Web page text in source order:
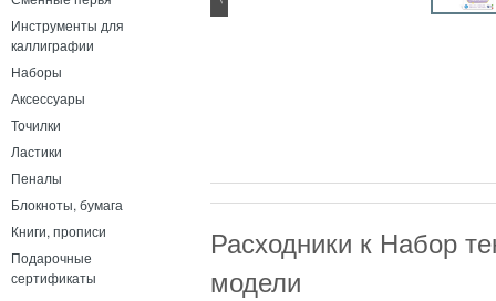
Инструменты для
каллиграфии
Наборы
Аксессуары
Точилки
Ластики
Пеналы
Блокноты, бумага
Книги, прописи
Подарочные
сертификаты
Расходники к Набор
модели